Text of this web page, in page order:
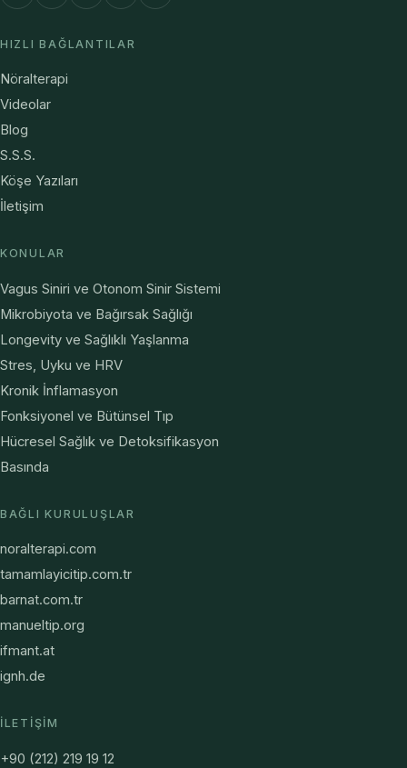
HIZLI BAĞLANTILAR
Nöralterapi
Videolar
Blog
S.S.S.
Köşe Yazıları
İletişim
KONULAR
Vagus Siniri ve Otonom Sinir Sistemi
Mikrobiyota ve Bağırsak Sağlığı
Longevity ve Sağlıklı Yaşlanma
Stres, Uyku ve HRV
Kronik İnflamasyon
Fonksiyonel ve Bütünsel Tıp
Hücresel Sağlık ve Detoksifikasyon
Basında
BAĞLI KURULUŞLAR
noralterapi.com
tamamlayicitip.com.tr
barnat.com.tr
manueltip.org
ifmant.at
ignh.de
İLETIŞIM
+90 (212) 219 19 12